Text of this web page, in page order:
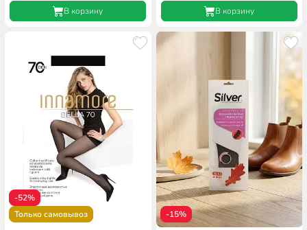
В корзину В корзину
-52%
Только самовывоз
-15%